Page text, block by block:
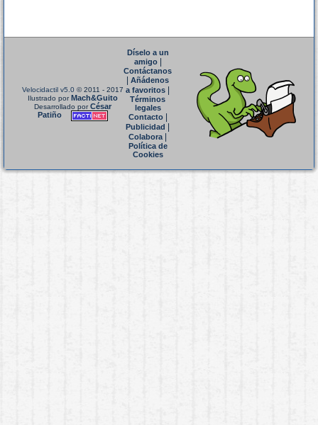
Velocidactil v5.0 © 2011 - 2017
Ilustrado porMach&Guito
Desarrollado porCésar
Patiño
Díselo a un
amigo|
Contáctanos
Añádenos
a favoritos
Términos
legales
Contacto|
Publicidad
Colabora|
Política de
Cookies